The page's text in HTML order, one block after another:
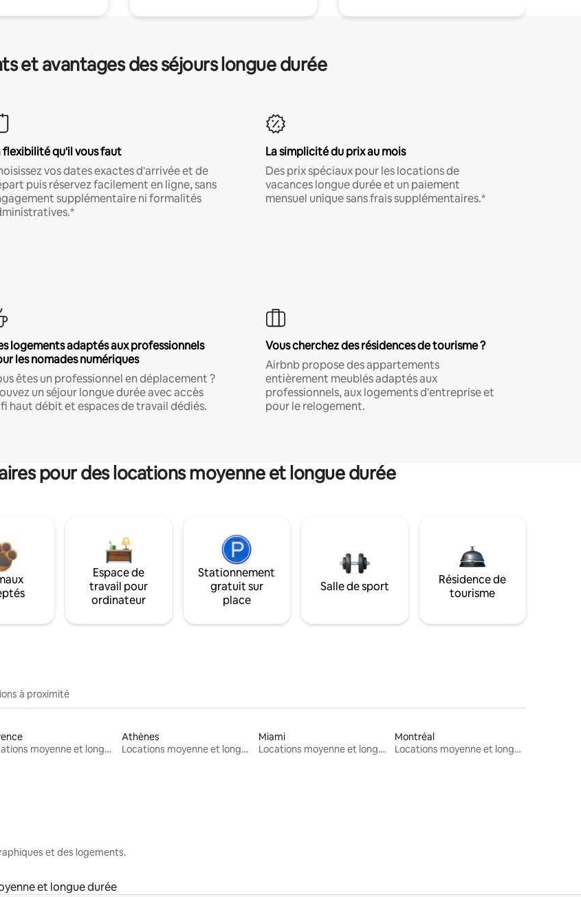
et avantages des séjours longue durée
flexibilité qu'il vous faut
vos dates exactes d'arrivée et de
puis réservez facilement en ligne, sans
supplémentaire ni formalités
La simplicité du prix au mois
Des prix spéciaux pour les locations de
vacances longue durée et un paiement
mensuel unique sans frais supplémentaires.*
logements adaptés aux professionnels
les nomades numériques
êtes un professionnel en déplacement ?
un séjour longue durée avec accès
haut débit et espaces de travail dédiés.
Vous cherchez des résidences de tourisme ?
Airbnb propose des appartements
entièrement meublés adaptés aux
professionnels, aux logements d'entreprise et
pour le relogement.
pour des locations moyenne et longue durée
Espace de
travail pour
ordinateur
Stationnement
gratuit sur
place
Salle de sport
Résidence de
tourisme
à proximité
Locations moyenne et longue durée
Athènes
Locations moyenne et longue durée
Miami
Locations moyenne et longue durée
Montréal
Locations moyenne et longue durée
et des logements.
et longue durée